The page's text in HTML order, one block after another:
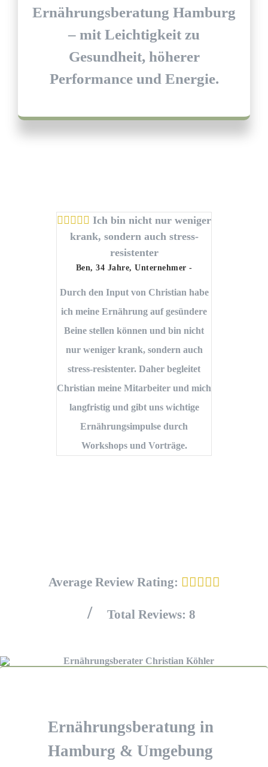
Ernährungsberatung Hamburg
– mit Leichtigkeit zu
Gesundheit, höherer
Performance und Energie.
Ich bin nicht nur weniger
krank, sondern auch stress-
resistenter
Ben, 34 Jahre, Unternehmer -
Durch den Input von Christian habe
ich meine Ernährung auf gesündere
Beine stellen können und bin nicht
nur weniger krank, sondern auch
stress-resistenter. Daher begleitet
Christian meine Mitarbeiter und mich
langfristig und gibt uns wichtige
Ernährungsimpulse durch
Workshops und Vorträge.
Average Review Rating:
/ Total Reviews: 8
Ernährungsberatung in
Hamburg & Umgebung